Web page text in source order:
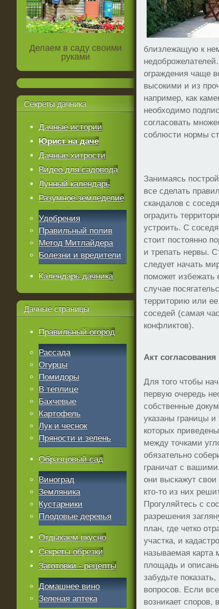
близлежащую к
ограждения чаще
высокими и из
например, как
необходимо
согласовать
соблюсти нормы
Занимаясь
все сделать
скандалов с
оградить
устроить. С
стоит постоянно
и трепать нервы.
следует начать
поможет избежать
случае
территорию или
соседей (самая
конфликтов).
Акт согласования
Для того чтобы
первую очередь
собственные
указаны границы
которых
между точками
обязательно
граничат с
они выскажут
кто-то из них
Прогуляйтесь с
разрешения
план, где четко
участка, и
называемая карта
площадь и
забудьте
вопросов. Если
возникает споров,
Делаем в саду своими
руками
Секреты дачника
Дачные истории
Юрист на даче
Дачные хитрости
Видео для садовода
Лунный календарь
Разумное земледелие
Удобрения
Правильный полив
Метод Митлайдера
Болезни и вредители
Календарь дачника
Дачные страницы
Правильный огород
Рассада
Огурцы
Помидоры
В теплице
Бахчевые
Картофель
Лук и чеснок
Пряности и зелень
Образцовый сад
Виноград
Земляника
Кустарники
Плодовые деревья
Отдыхаем вкусно
Секреты обрезки
Заготовки - рецепты
Домашнее вино
Зеленая аптека